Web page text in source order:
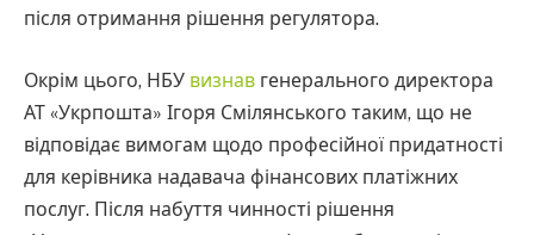
після отримання рішення регулятора.
Окрім цього, НБУ визнав генерального директора
АТ «Укрпошта» Ігоря Смілянського таким, що не
відповідає вимогам щодо професійної придатності
для керівника надавача фінансових платіжних
послуг. Після набуття чинності рішення